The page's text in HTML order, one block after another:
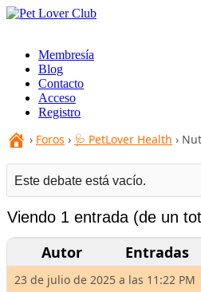
Skip
Membresía
Blog
Contacto
Acceso
Registro
› Foros › 🩺 PetLover Health ›
Este debate está vacío.
Viendo 1 entrada (de un
Autor Entradas
23 de julio de 2025 a las 11:22 PM